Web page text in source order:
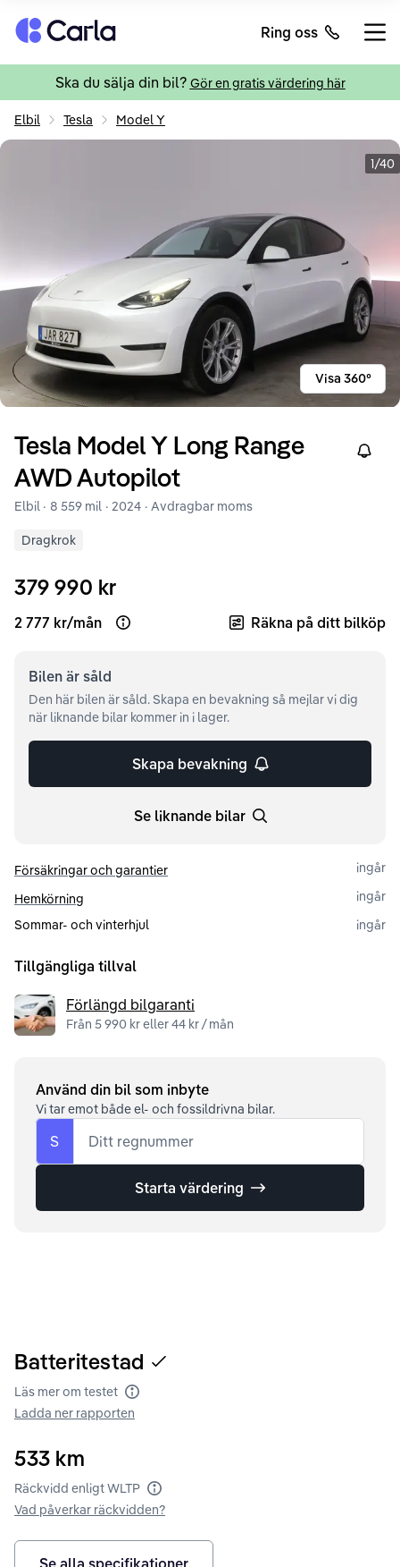
Tillbaka till startsidan Ring oss
Ska du sälja din bil? Gör en gratis värdering här
Elbil Tesla Model Y
1/40
Visa 360°
Tesla Model Y Long Range
AWD Autopilot
Right
Elbil · 8 559 mil · 2024 · Avdragbar moms
Dragkrok
379 990 kr
2 777 kr/mån Open loan example Räkna på ditt bilköp
Bilen är såld
Den här bilen är såld. Skapa en bevakning så mejlar vi dig
när liknande bilar kommer in i lager.
Skapa bevakning
Se liknande bilar
Försäkringar och garantier
ingår
Hemkörning
ingår
Sommar- och vinterhjul
ingår
Tillgängliga tillval
Förlängd bilgaranti
Från 5 990 kr eller 44 kr / mån
Använd din bil som inbyte
Vi tar emot både el- och fossildrivna bilar.
S Ditt regnummer
Starta värdering
Batteritestad
Läs mer om testet Batteritest
Ladda ner rapporten
533 km
Räckvidd enligt WLTP Räckvidd enligt WLTP
Vad påverkar räckvidden?
Se alla specifikationer